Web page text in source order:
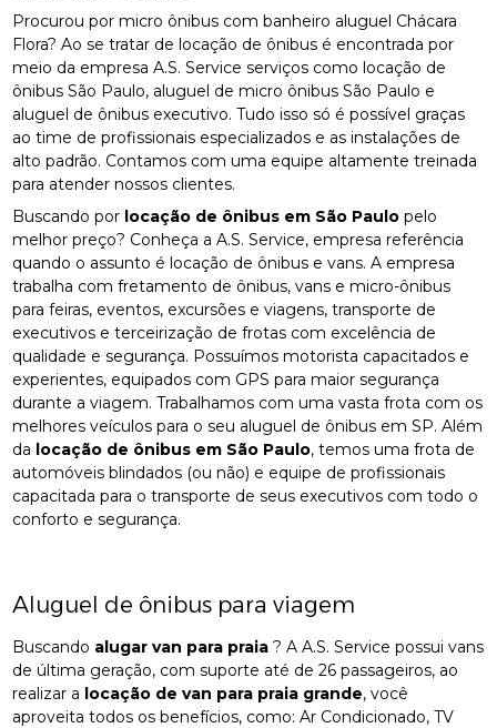
Procurou por micro ônibus com banheiro aluguel Chácara
Flora? Ao se tratar de locação de ônibus é encontrada por
meio da empresa A.S. Service serviços como locação de
ônibus São Paulo, aluguel de micro ônibus São Paulo e
aluguel de ônibus executivo. Tudo isso só é possível graças
ao time de profissionais especializados e as instalações de
alto padrão. Contamos com uma equipe altamente treinada
para atender nossos clientes.
Buscando por locação de ônibus em São Paulo pelo
melhor preço? Conheça a A.S. Service, empresa referência
quando o assunto é locação de ônibus e vans. A empresa
trabalha com fretamento de ônibus, vans e micro-ônibus
para feiras, eventos, excursões e viagens, transporte de
executivos e terceirização de frotas com excelência de
qualidade e segurança. Possuímos motorista capacitados e
experientes, equipados com GPS para maior segurança
durante a viagem. Trabalhamos com uma vasta frota com os
melhores veículos para o seu aluguel de ônibus em SP. Além
da locação de ônibus em São Paulo, temos uma frota de
automóveis blindados (ou não) e equipe de profissionais
capacitada para o transporte de seus executivos com todo o
conforto e segurança.
Aluguel de ônibus para viagem
Buscando alugar van para praia ? A A.S. Service possui vans
de última geração, com suporte até de 26 passageiros, ao
realizar a locação de van para praia grande, você
aproveita todos os benefícios, como: Ar Condicionado, TV